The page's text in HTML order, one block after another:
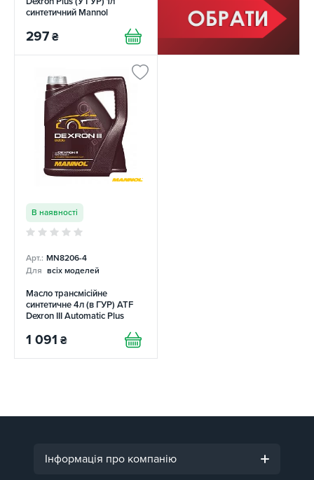
синтетичний Mannol
297 ₴
В наявності
Арт.: MN8206-4
Для всіх моделей
Масло трансмісійне
синтетичне 4л (в ГУР) ATF
Dexron III Automatic Plus
1 091 ₴
Інформація про компанію